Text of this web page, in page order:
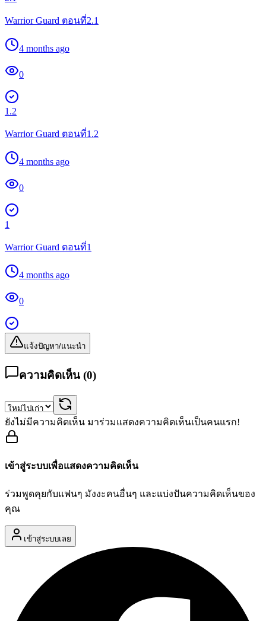
Warrior Guard ตอนที่2.1
4 months ago
0
1.2
Warrior Guard ตอนที่1.2
4 months ago
0
1
Warrior Guard ตอนที่1
4 months ago
0
แจ้งปัญหา/แนะนำ
ความคิดเห็น (0)
ยังไม่มีความคิดเห็น มาร่วมแสดงความคิดเห็นเป็นคนแรก!
เข้าสู่ระบบเพื่อแสดงความคิดเห็น
ร่วมพูดคุยกับแฟนๆ มังงะคนอื่นๆ และแบ่งปันความคิดเห็นของ
คุณ
เข้าสู่ระบบเลย